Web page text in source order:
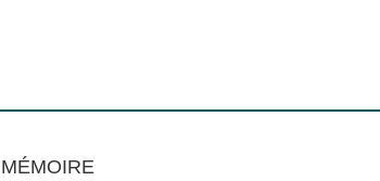
MÉMOIRE